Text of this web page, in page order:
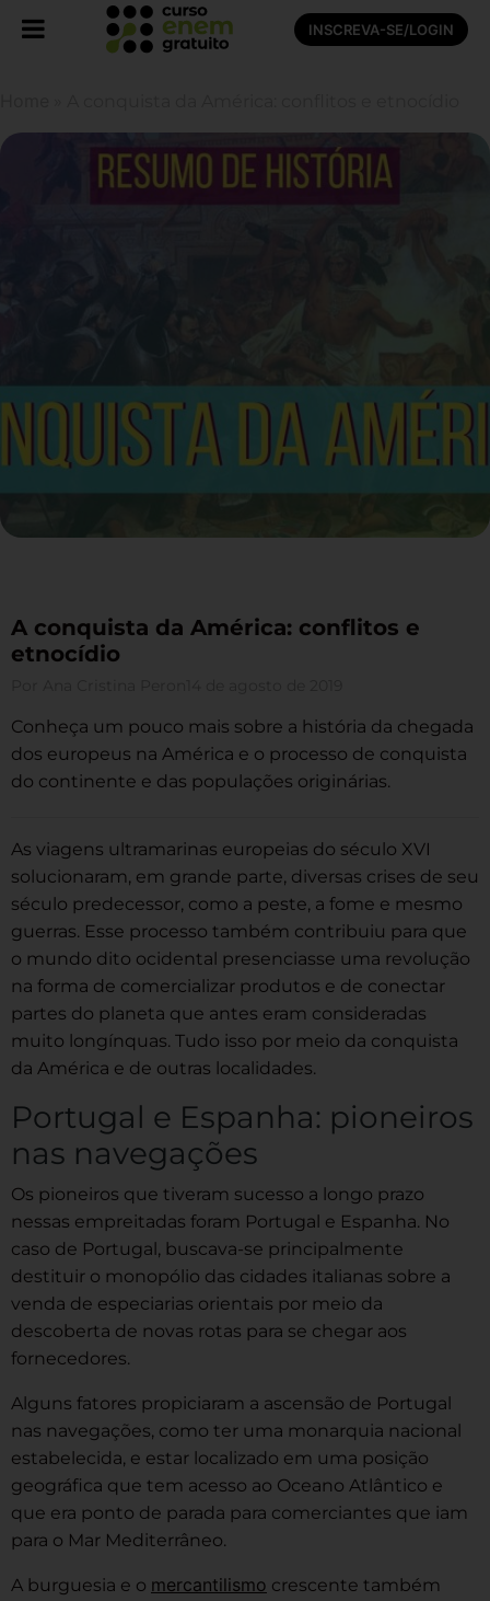
INSCREVA-SE/LOGIN
A conquista da América: conflitos e
etnocídio
Conheça um pouco mais sobre a história da chegada
dos europeus na América e o processo de conquista
do continente e das populações originárias.
As viagens ultramarinas europeias do século XVI
solucionaram, em grande parte, diversas crises de seu
século predecessor, como a peste, a fome e mesmo
guerras. Esse processo também contribuiu para que
o mundo dito ocidental presenciasse uma revolução
na forma de comercializar produtos e de conectar
partes do planeta que antes eram consideradas
muito longínquas. Tudo isso por meio da conquista
da América e de outras localidades.
Portugal e Espanha: pioneiros
nas navegações
Os pioneiros que tiveram sucesso a longo prazo
nessas empreitadas foram Portugal e Espanha. No
caso de Portugal, buscava-se principalmente
destituir o monopólio das cidades italianas sobre a
venda de especiarias orientais por meio da
descoberta de novas rotas para se chegar aos
fornecedores.
Alguns fatores propiciaram a ascensão de Portugal
nas navegações, como ter uma monarquia nacional
estabelecida, e estar localizado em uma posição
geográfica que tem acesso ao Oceano Atlântico e
que era ponto de parada para comerciantes que iam
para o Mar Mediterrâneo.
A burguesia e o mercantilismo crescente também